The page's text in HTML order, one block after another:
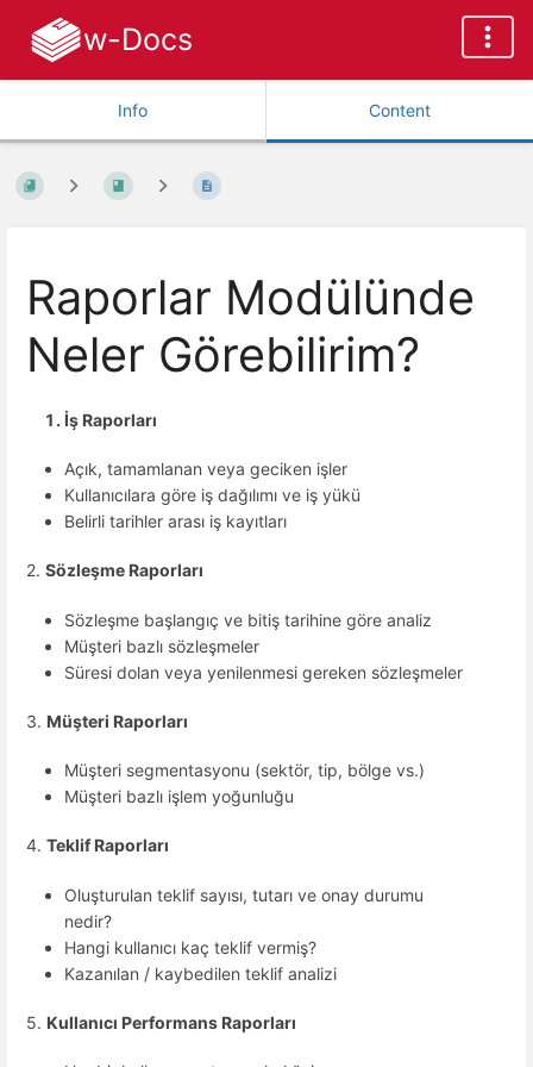
w-Docs
Info Content
Raporlar Modülünde
Neler Görebilirim?
İş Raporları
Açık, tamamlanan veya geciken işler
Kullanıcılara göre iş dağılımı ve iş yükü
Belirli tarihler arası iş kayıtları
2. Sözleşme Raporları
Sözleşme başlangıç ve bitiş tarihine göre analiz
Müşteri bazlı sözleşmeler
Süresi dolan veya yenilenmesi gereken sözleşmeler
3. Müşteri Raporları
Müşteri segmentasyonu (sektör, tip, bölge vs.)
Müşteri bazlı işlem yoğunluğu
4. Teklif Raporları
Oluşturulan teklif sayısı, tutarı ve onay durumu
nedir?
Hangi kullanıcı kaç teklif vermiş?
Kazanılan / kaybedilen teklif analizi
5. Kullanıcı Performans Raporları